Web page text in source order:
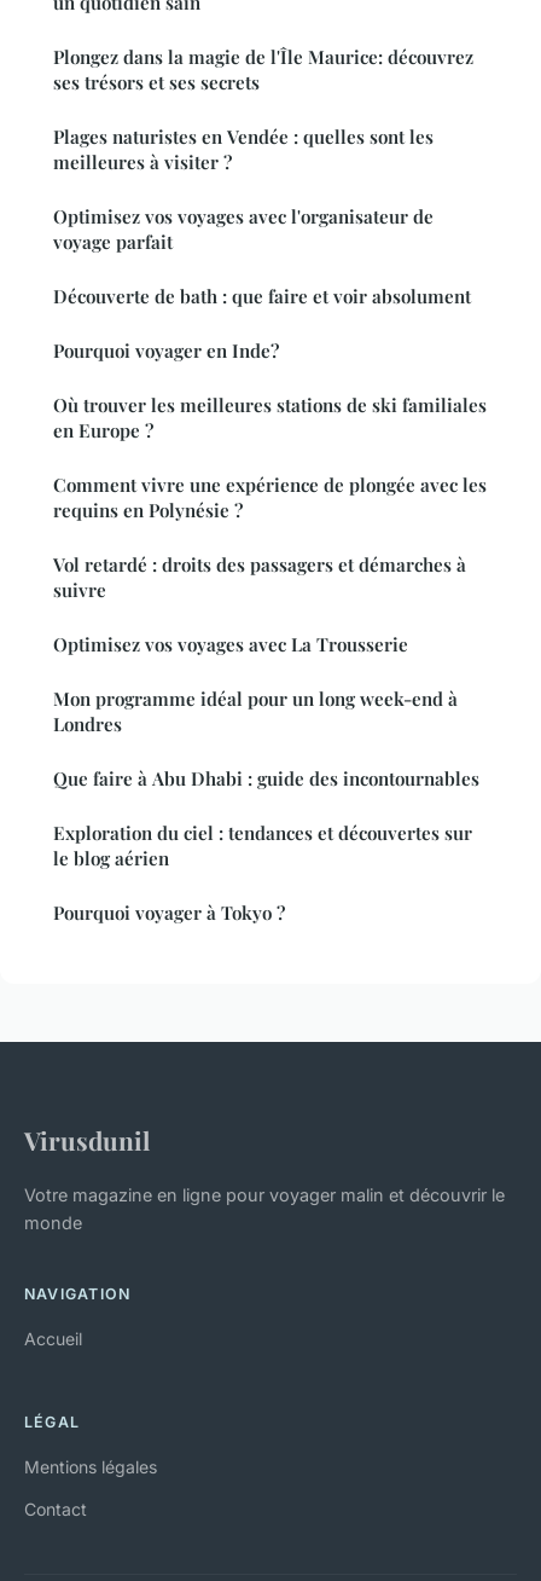
Plongez dans la magie de l'Île Maurice: découvrez
ses trésors et ses secrets
Plages naturistes en Vendée : quelles sont les
meilleures à visiter ?
Optimisez vos voyages avec l'organisateur de
voyage parfait
Découverte de bath : que faire et voir absolument
Pourquoi voyager en Inde?
Où trouver les meilleures stations de ski familiales
en Europe ?
Comment vivre une expérience de plongée avec les
requins en Polynésie ?
Vol retardé : droits des passagers et démarches à
suivre
Optimisez vos voyages avec La Trousserie
Mon programme idéal pour un long week-end à
Londres
Que faire à Abu Dhabi : guide des incontournables
Exploration du ciel : tendances et découvertes sur
le blog aérien
Pourquoi voyager à Tokyo ?
Virusdunil
Votre magazine en ligne pour voyager malin et découvrir le
monde
NAVIGATION
Accueil
LÉGAL
Mentions légales
Contact